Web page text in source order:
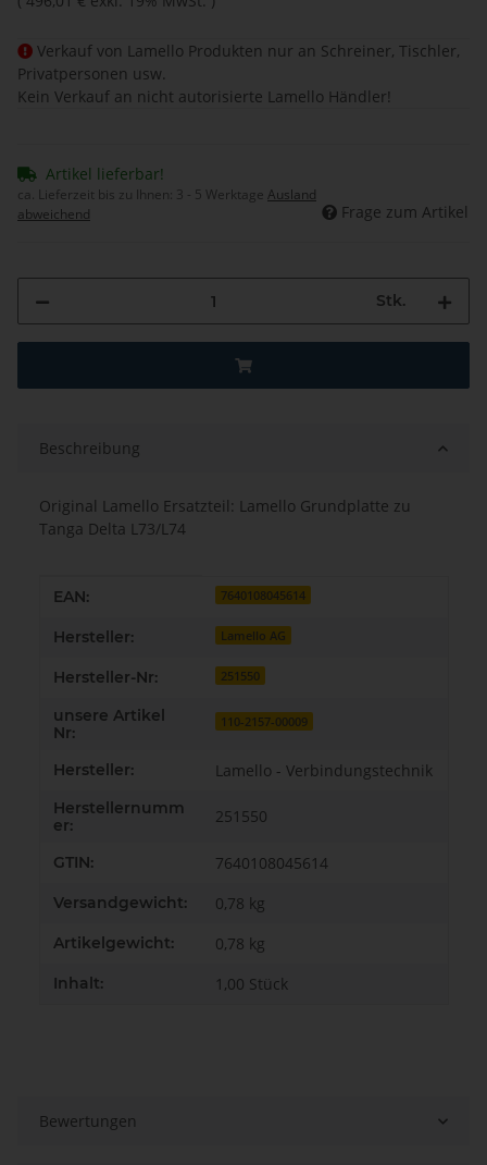
Verkauf von Lamello Produkten nur an Schreiner, Tischler,
Privatpersonen usw.
Kein Verkauf an nicht autorisierte Lamello Händler!
Artikel lieferbar!
ca. Lieferzeit bis zu Ihnen: 3 - 5 Werktage Ausland
abweichend
Frage zum Artikel
Stk.
Beschreibung
Original Lamello Ersatzteil: Lamello Grundplatte zu
Tanga Delta L73/L74
Produkteigenschaft
Wert
EAN: 7640108045614
Hersteller: Lamello AG
Hersteller-Nr: 251550
unsere Artikel
Nr:
110-2157-00009
Hersteller: Lamello - Verbindungstechnik
Herstellernumm
er:
251550
GTIN: 7640108045614
Versandgewicht: 0,78 kg
Artikelgewicht: 0,78 kg
Inhalt: 1,00 Stück
Bewertungen